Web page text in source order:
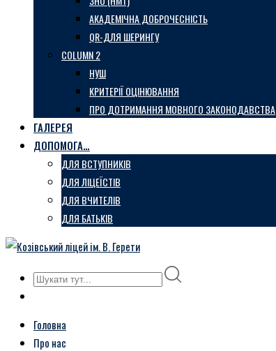
АКАДЕМІЧНА ДОБРОЧЕСНІСТЬ
QR-ДЛЯ ШЕРИНГУ
COLUMN 2
НУШ
КРИТЕРІЇ ОЦІНЮВАННЯ
ПРО ДОТРИМАННЯ МОВНОГО ЗАКОНОДАВСТВА
ГАЛЕРЕЯ
ДОПОМОГА…
ДЛЯ ВСТУПНИКІВ
ДЛЯ ЛІЦЕЇСТІВ
ДЛЯ ВЧИТЕЛІВ
ДЛЯ БАТЬКІВ
Головна
Про нас